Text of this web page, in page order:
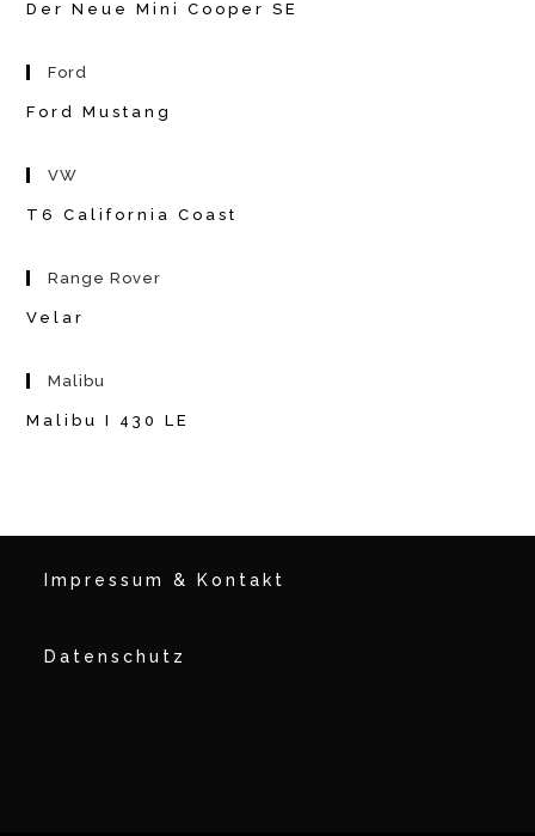
Der Neue Mini Cooper SE
Ford
Ford Mustang
VW
T6 California Coast
Range Rover
Velar
Malibu
Malibu I 430 LE
Impressum & Kontakt
Datenschutz